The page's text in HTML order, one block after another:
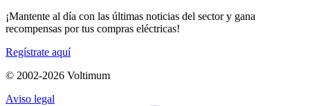
¡Mantente al día con las últimas noticias del sector y gana
recompensas por tus compras eléctricas!
Regístrate aquí
© 2002-2026 Voltimum
Aviso legal